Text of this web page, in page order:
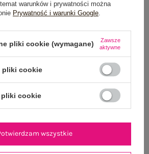
OGLĄDANE
warunków i prywatności można
Prywatność i warunki Google
pliki cookie (wymagane)
Zawsze
aktywne
pliki cookie
pliki cookie
wszystkie